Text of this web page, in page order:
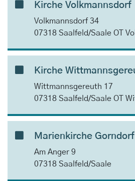
Kirche Volkmannsdorf
Volkmannsdorf 34
07318 Saalfeld/Saale OT
Kirche
Wittmannsgereuth 17
07318 Saalfeld/Saale OT
Marienkirche Gorndorf
Am Anger 9
07318 Saalfeld/Saale